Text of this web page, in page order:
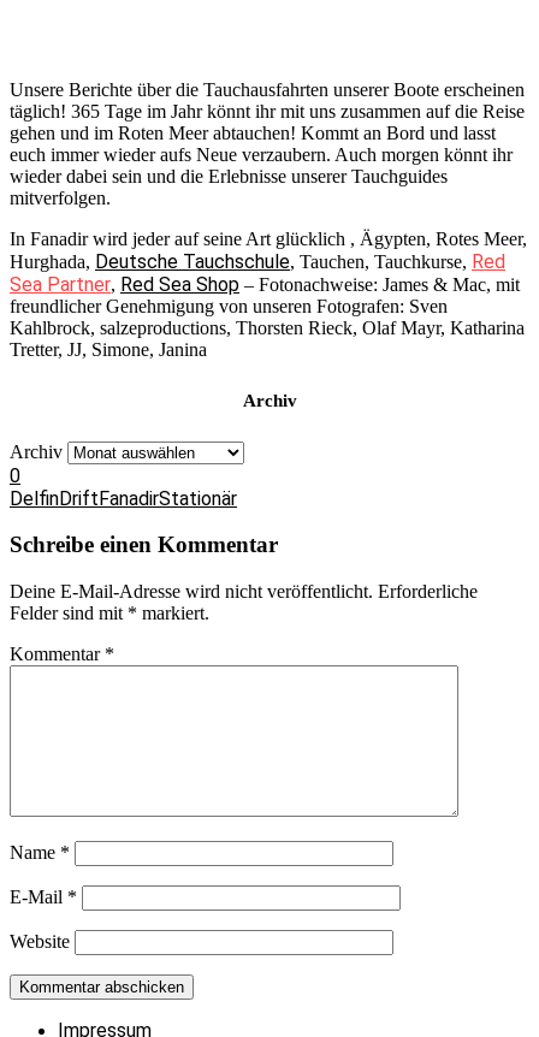
Unsere Berichte über die Tauchausfahrten unserer Boote erscheinen
täglich! 365 Tage im Jahr könnt ihr mit uns zusammen auf die Reise
gehen und im Roten Meer abtauchen! Kommt an Bord und lasst
euch immer wieder aufs Neue verzaubern. Auch morgen könnt ihr
wieder dabei sein und die Erlebnisse unserer Tauchguides
mitverfolgen.
In Fanadir wird jeder auf seine Art glücklich , Ägypten, Rotes Meer,
Hurghada, Deutsche Tauchschule, Tauchen, Tauchkurse, Red
Sea Partner, Red Sea Shop – Fotonachweise: James & Mac, mit
freundlicher Genehmigung von unseren Fotografen: Sven
Kahlbrock, salzeproductions, Thorsten Rieck, Olaf Mayr, Katharina
Tretter, JJ, Simone, Janina
Archiv
Archiv
0
DelfinDriftFanadirStationär
Schreibe einen Kommentar
Deine E-Mail-Adresse wird nicht veröffentlicht. Erforderliche
Felder sind mit * markiert.
Kommentar *
Name *
E-Mail *
Website
Impressum